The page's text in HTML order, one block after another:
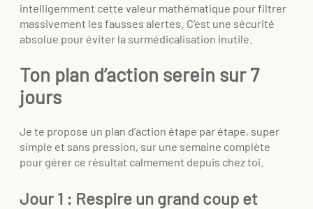
intelligemment cette valeur mathématique pour filtrer
massivement les fausses alertes. C’est une sécurité
absolue pour éviter la surmédicalisation inutile.
Ton plan d’action serein sur 7
jours
Je te propose un plan d’action étape par étape, super
simple et sans pression, sur une semaine complète
pour gérer ce résultat calmement depuis chez toi.
Jour 1 : Respire un grand coup et